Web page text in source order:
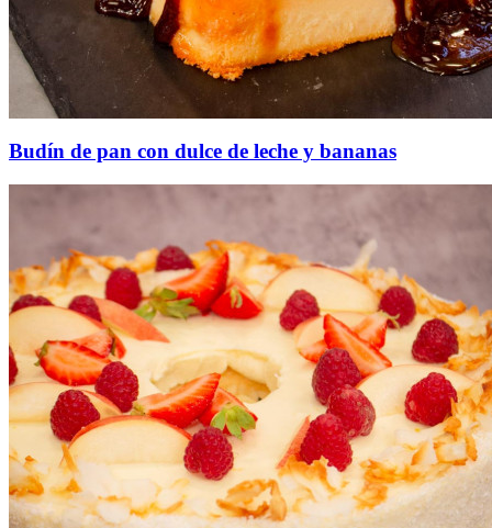
Budín de pan con dulce de leche y bananas